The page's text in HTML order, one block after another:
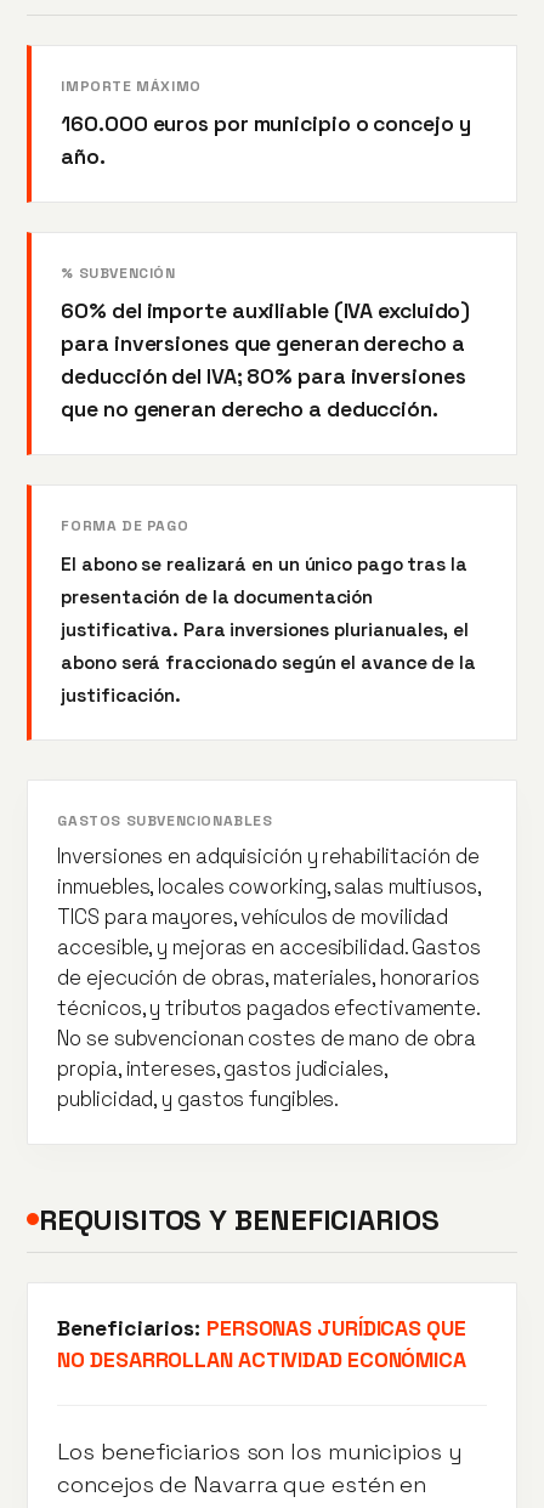
IMPORTE MÁXIMO
160.000 euros por municipio o concejo y
año.
% SUBVENCIÓN
60% del importe auxiliable (IVA excluido)
para inversiones que generan derecho a
deducción del IVA; 80% para inversiones
que no generan derecho a deducción.
FORMA DE PAGO
El abono se realizará en un único pago tras la
presentación de la documentación
justificativa. Para inversiones plurianuales, el
abono será fraccionado según el avance de la
justificación.
GASTOS SUBVENCIONABLES
Inversiones en adquisición y rehabilitación de
inmuebles, locales coworking, salas multiusos,
TICS para mayores, vehículos de movilidad
accesible, y mejoras en accesibilidad. Gastos
de ejecución de obras, materiales, honorarios
técnicos, y tributos pagados efectivamente.
No se subvencionan costes de mano de obra
propia, intereses, gastos judiciales,
publicidad, y gastos fungibles.
REQUISITOS Y BENEFICIARIOS
Beneficiarios: PERSONAS JURÍDICAS QUE
NO DESARROLLAN ACTIVIDAD ECONÓMICA
Los beneficiarios son los municipios y
concejos de Navarra que estén en